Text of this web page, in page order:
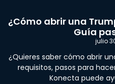
¿Cómo abrir una
Guía
julio
¿Quieres saber cómo abrir
requisitos, pasos para
Konecta puede